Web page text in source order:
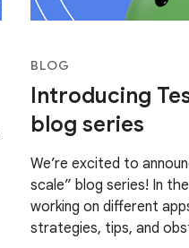
BLOG
Introducing
blog series
We’re excited to
scale” blog series! In
working on different
strategies, tips, and